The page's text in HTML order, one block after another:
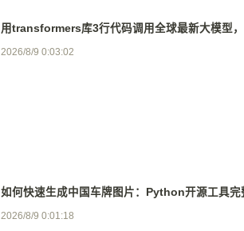
用transformers库3行代码调用全球最新大模型
2026/8/9 0:03:02
如何快速生成中国车牌图片：Python开源工具完
2026/8/9 0:01:18